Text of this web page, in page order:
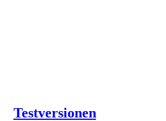
Testversionen